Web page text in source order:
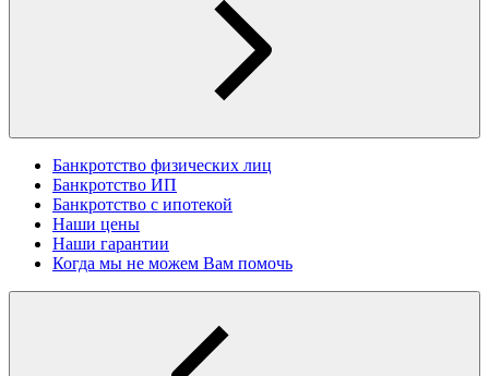
Банкротство физических лиц
Банкротство ИП
Банкротство с ипотекой
Наши цены
Наши гарантии
Когда мы не можем Вам помочь